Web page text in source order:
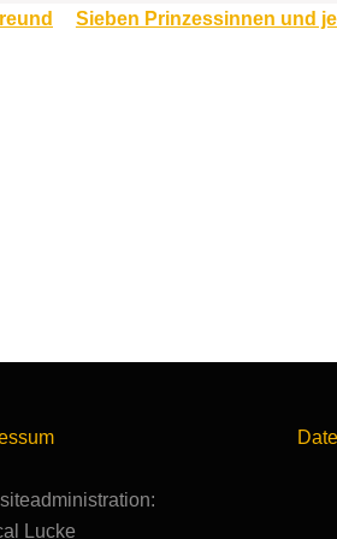
Sieben Prinzessinnen und
Lucke